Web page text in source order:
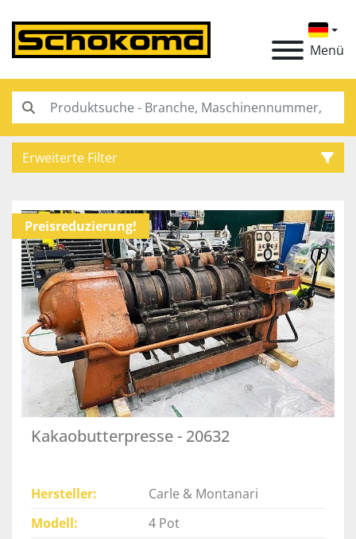
Menü
Erweiterte Filter
Hersteller
Preisreduzierung!
Kakaobutterpresse - 20632
Hersteller
Carle & Montanari
Modell
4 Pot